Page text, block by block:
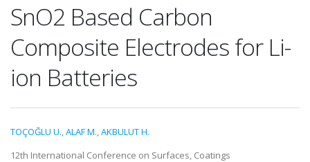
SnO2 Based Carbon
Composite Electrodes for Li-
ion Batteries
TOÇOĞLU U.,ALAF M.,AKBULUT H.
12th International Conference on Surfaces, Coatings